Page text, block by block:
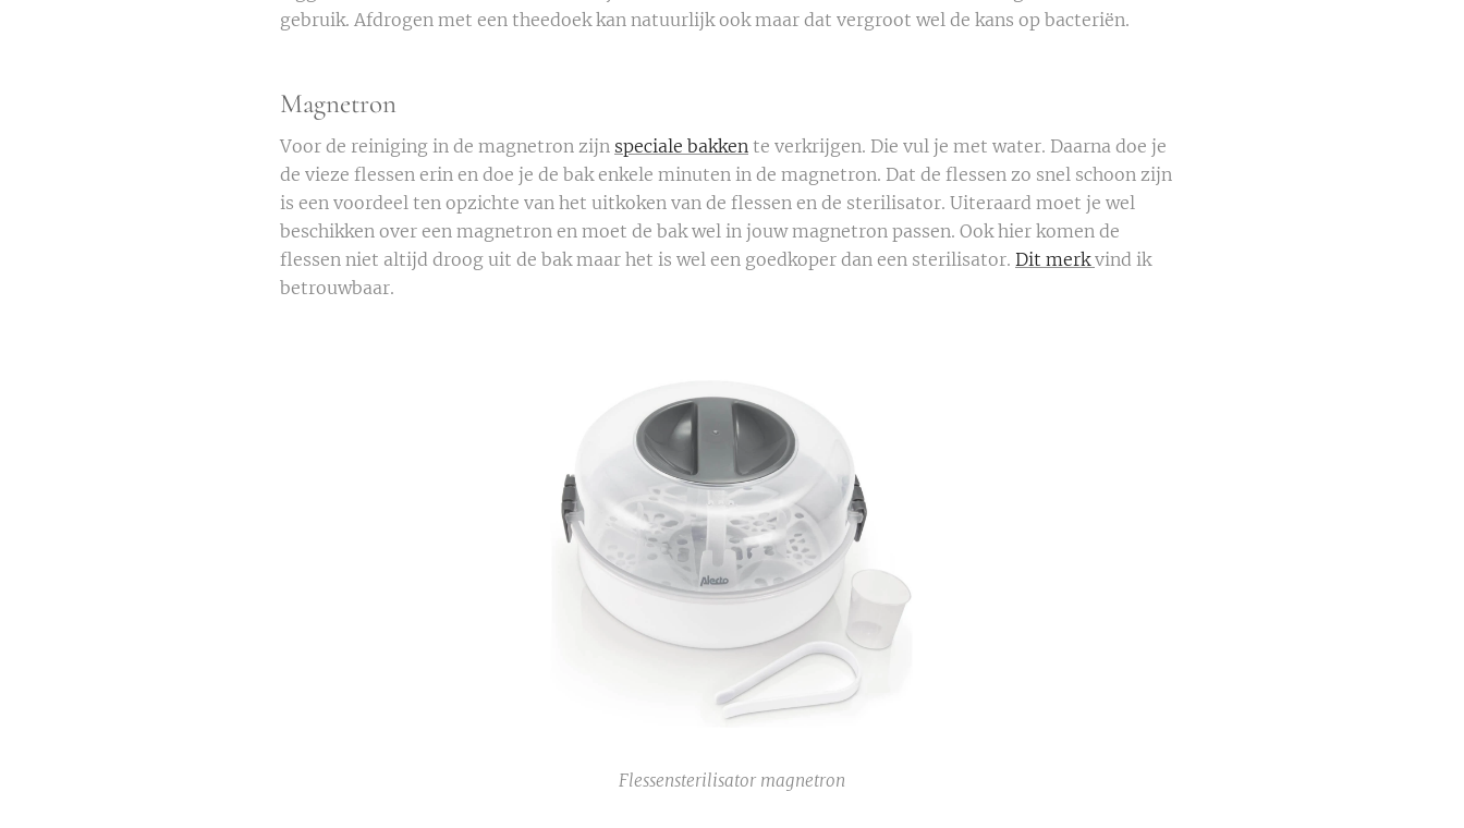
gebruik. Afdrogen met een theedoek kan natuurlijk ook maar dat vergroot wel de kans op bacteriën.
Magnetron
Voor de reiniging in de magnetron zijn speciale bakken te verkrijgen. Die vul je met water. Daarna doe je
de vieze flessen erin en doe je de bak enkele minuten in de magnetron. Dat de flessen zo snel schoon zijn
is een voordeel ten opzichte van het uitkoken van de flessen en de sterilisator. Uiteraard moet je wel
beschikken over een magnetron en moet de bak wel in jouw magnetron passen. Ook hier komen de
flessen niet altijd droog uit de bak maar het is wel een goedkoper dan een sterilisator. Dit merkvind ik
betrouwbaar.
Flessensterilisator magnetron